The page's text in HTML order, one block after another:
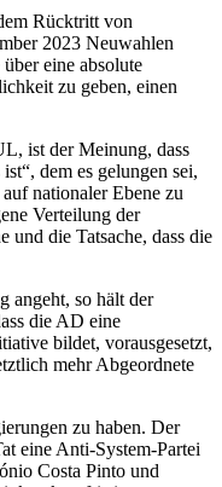
Rücktritt von
2023 Neuwahlen
eine absolute
zu geben, einen
ist der Meinung, dass
dem es gelungen sei,
nationaler Ebene zu
Verteilung der
und die Tatsache, dass die
angeht, so hält der
die AD eine
bildet, vorausgesetzt,
mehr Abgeordnete
zu haben. Der
eine Anti-System-Partei
Costa Pinto und